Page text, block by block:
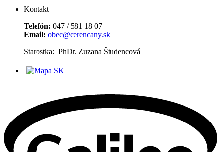
Kontakt
Telefón: 047 / 581 18 07
Email: obec@cerencany.sk
Starostka: PhDr. Zuzana Študencová